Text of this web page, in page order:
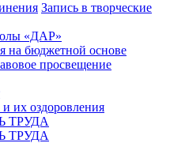
Запись в творческие
«ДАР»
на бюджетной основе
просвещение
их оздоровления
ТРУДА
ТРУДА